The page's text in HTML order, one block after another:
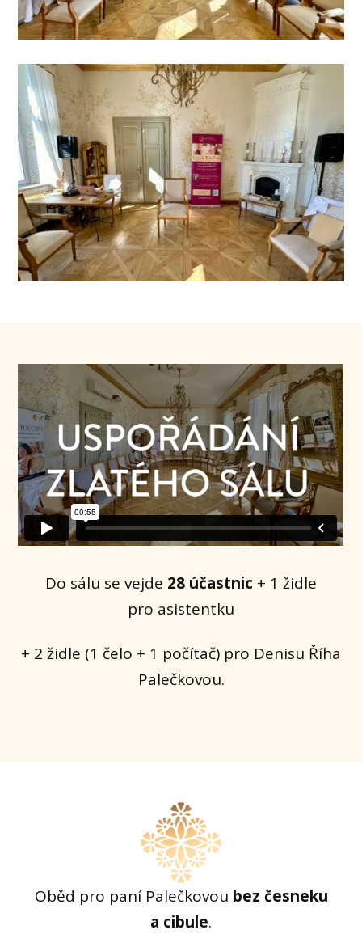
Do sálu se vejde 28 účastnic + 1 židle
pro asistentku
+ 2 židle (1 čelo + 1 počítač) pro Denisu Říha
Palečkovou.
Oběd pro paní Palečkovou bez česneku
a cibule.